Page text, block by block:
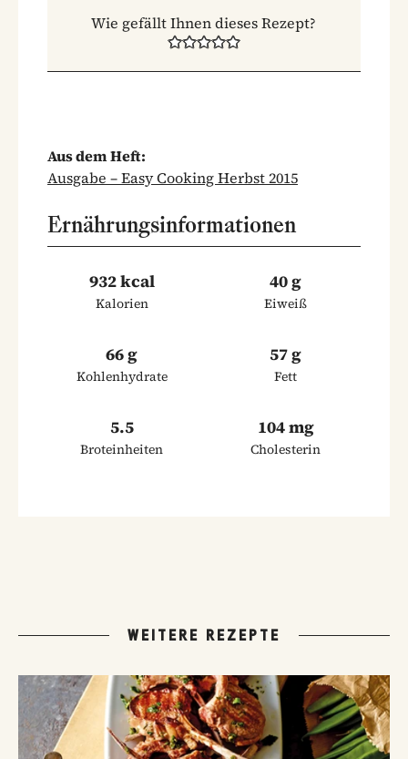
Wie gefällt Ihnen dieses Rezept?
Aus dem Heft:
Ausgabe – Easy Cooking Herbst 2015
Ernährungsinformationen
932 kcal
Kalorien
40 g
Eiweiß
66 g
Kohlenhydrate
57 g
Fett
5.5
Broteinheiten
104 mg
Cholesterin
WEITERE REZEPTE